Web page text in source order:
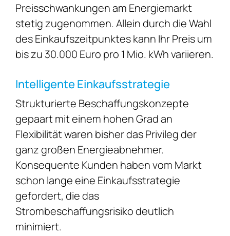
Preisschwankungen am Energiemarkt
stetig zugenommen. Allein durch die Wahl
des Einkaufszeitpunktes kann Ihr Preis um
bis zu 30.000 Euro pro 1 Mio. kWh variieren.
Intelligente Einkaufsstrategie
Strukturierte Beschaffungskonzepte
gepaart mit einem hohen Grad an
Flexibilität waren bisher das Privileg der
ganz großen Energieabnehmer.
Konsequente Kunden haben vom Markt
schon lange eine Einkaufsstrategie
gefordert, die das
Strombeschaffungsrisiko deutlich
minimiert.